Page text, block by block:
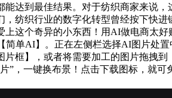
达到最佳结果。对于纺织商家来说
纺织行业的数字化转型曾经按下快
这个奇异的小东西！用AI做电商太
单AI】。正在左侧栏选择AI图片处
框】，或者将需要加工的图片拖拽
”，一键换布景！点击下载图标，就